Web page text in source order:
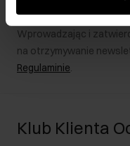
Wprowadzając i
na otrzymywanie
Regulaminie.
Klub Klienta